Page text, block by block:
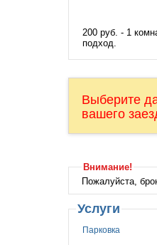
200 руб. - 1
подход.
Выберите
вашего
Внимание!
Пожалуйста,
Услуги
Парковка